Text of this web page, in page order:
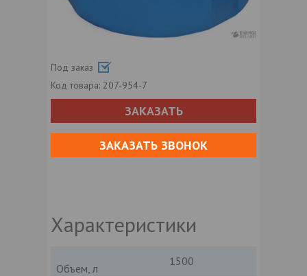
Под заказ
Код товара: 207-954-7
ЗАКАЗАТЬ
ЗАКАЗАТЬ ЗВОНОК
Характеристики
Объем, л
1500